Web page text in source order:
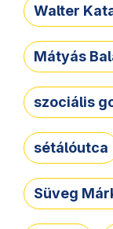
Walter
Mátyás
szociális
sétálóutca
Süveg